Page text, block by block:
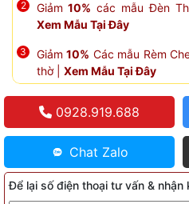
Giảm 10% các mẫu Đèn
Xem Mẫu Tại Đây
Giảm10% Các mẫu Rèm
thờ | Xem Mẫu Tại Đây
0928.919.688
Chat Zalo
Để lại số điện thoại tư vấn & nhận